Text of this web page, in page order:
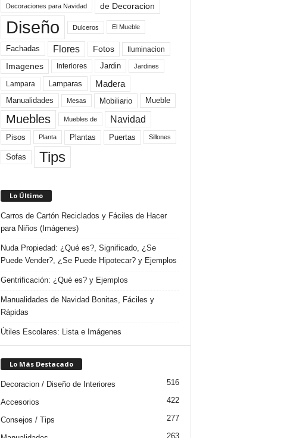
Decoraciones para Navidad de Decoracion
Diseño Dulceros El Mueble
Fachadas Flores Fotos Iluminacion
Imagenes Interiores Jardin Jardines
Lampara Lamparas Madera
Manualidades Mesas Mobiliario Mueble
Muebles Muebles de Navidad
Pisos Planta Plantas Puertas Sillones
Sofas Tips
Lo Último
Carros de Cartón Reciclados y Fáciles de Hacer
para Niños (Imágenes)
Nuda Propiedad: ¿Qué es?, Significado, ¿Se
Puede Vender?, ¿Se Puede Hipotecar? y Ejemplos
Gentrificación: ¿Qué es? y Ejemplos
Manualidades de Navidad Bonitas, Fáciles y
Rápidas
Útiles Escolares: Lista e Imágenes
Lo Más Destacado
Decoracion / Diseño de Interiores 516
Accesorios 422
Consejos / Tips 277
263